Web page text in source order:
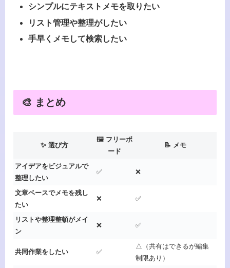
シンプルにテキストメモを取りたい
リスト管理や整理がしたい
手早くメモして検索したい
🎨 まとめ
✨ 選び方
🖼️ フリーボ
ード
📝 メモ
アイデアをビジュアルで
整理したい
✅ ❌
文章ベースでメモを残し
たい
❌ ✅
リストや整理整頓がメイ
ン
❌ ✅
共同作業をしたい ✅
△（共有はできるが編集
制限あり）